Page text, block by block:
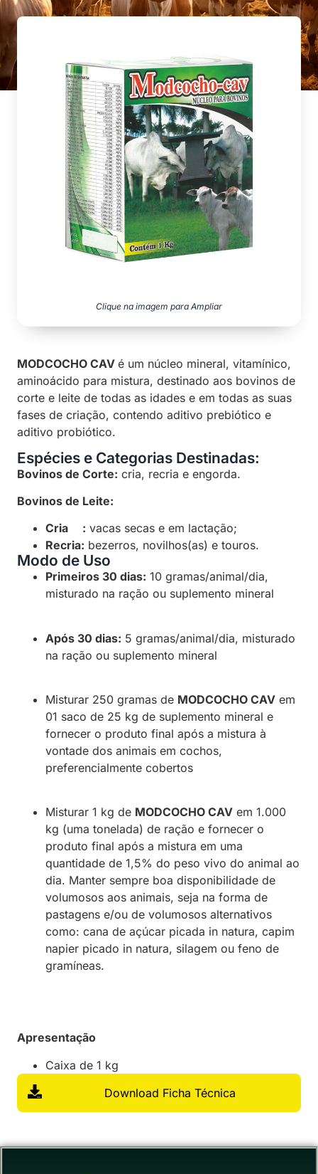
Clique na imagem para Ampliar
MODCOCHO CAV é um núcleo mineral, vitamínico,
aminoácido para mistura, destinado aos bovinos de
corte e leite de todas as idades e em todas as suas
fases de criação, contendo aditivo prebiótico e
aditivo probiótico.
Espécies e Categorias Destinadas:
Bovinos de Corte: cria, recria e engorda.
Bovinos de Leite:
Cria : vacas secas e em lactação;
Recria: bezerros, novilhos(as) e touros.
Modo de Uso
Primeiros 30 dias: 10 gramas/animal/dia,
misturado na ração ou suplemento mineral
Após 30 dias: 5 gramas/animal/dia, misturado
na ração ou suplemento mineral
Misturar 250 gramas de MODCOCHO CAV em
01 saco de 25 kg de suplemento mineral e
fornecer o produto final após a mistura à
vontade dos animais em cochos,
preferencialmente cobertos
Misturar 1 kg de MODCOCHO CAV em 1.000
kg (uma tonelada) de ração e fornecer o
produto final após a mistura em uma
quantidade de 1,5% do peso vivo do animal ao
dia. Manter sempre boa disponibilidade de
volumosos aos animais, seja na forma de
pastagens e/ou de volumosos alternativos
como: cana de açúcar picada in natura, capim
napier picado in natura, silagem ou feno de
gramíneas.
Apresentação
Caixa de 1 kg
Download Ficha Técnica